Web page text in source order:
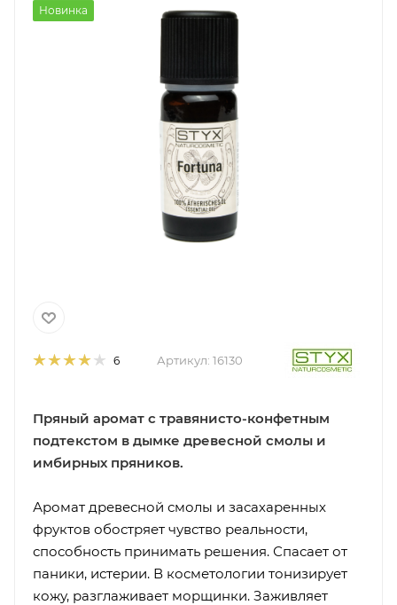
Новинка
6 Артикул: 16130
Пряный аромат с травянисто-конфетным
подтекстом в дымке древесной смолы и
имбирных пряников.
Аромат древесной смолы и засахаренных
фруктов обостряет чувство реальности,
способность принимать решения. Спасает от
паники, истерии. В косметологии тонизирует
кожу, разглаживает морщинки. Заживляет